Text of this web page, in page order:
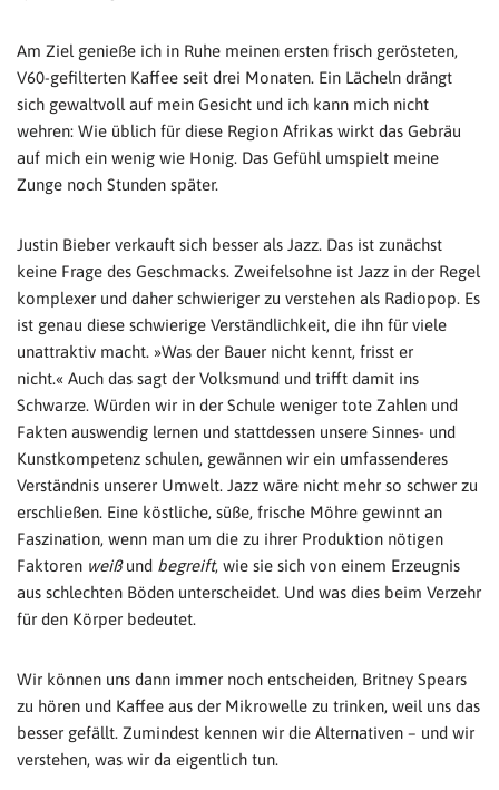
Am Ziel genieße ich in Ruhe meinen ersten frisch gerösteten,
V60-gefilterten Kaffee seit drei Monaten. Ein Lächeln drängt
sich gewaltvoll auf mein Gesicht und ich kann mich nicht
wehren: Wie üblich für diese Region Afrikas wirkt das Gebräu
auf mich ein wenig wie Honig. Das Gefühl umspielt meine
Zunge noch Stunden später.
Justin Bieber verkauft sich besser als Jazz. Das ist zunächst
keine Frage des Geschmacks. Zweifelsohne ist Jazz in der Regel
komplexer und daher schwieriger zu verstehen als Radiopop. Es
ist genau diese schwierige Verständlichkeit, die ihn für viele
unattraktiv macht. »Was der Bauer nicht kennt, frisst er
nicht.« Auch das sagt der Volksmund und trifft damit ins
Schwarze. Würden wir in der Schule weniger tote Zahlen und
Fakten auswendig lernen und stattdessen unsere Sinnes- und
Kunstkompetenz schulen, gewännen wir ein umfassenderes
Verständnis unserer Umwelt. Jazz wäre nicht mehr so schwer zu
erschließen. Eine köstliche, süße, frische Möhre gewinnt an
Faszination, wenn man um die zu ihrer Produktion nötigen
Faktoren weißund begreift, wie sie sich von einem Erzeugnis
aus schlechten Böden unterscheidet. Und was dies beim Verzehr
für den Körper bedeutet.
Wir können uns dann immer noch entscheiden, Britney Spears
zu hören und Kaffee aus der Mikrowelle zu trinken, weil uns das
besser gefällt. Zumindest kennen wir die Alternativen – und wir
verstehen, was wir da eigentlich tun.